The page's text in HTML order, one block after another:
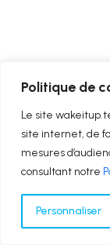
Politique de
Le site
site internet, de
mesures
consultant notre
Personnaliser